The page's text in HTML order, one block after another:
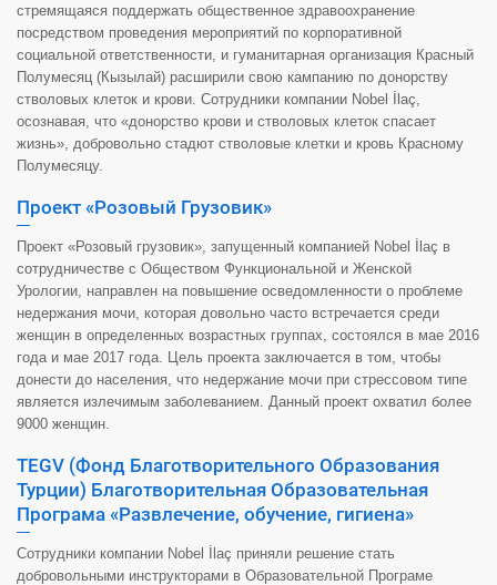
стремящаяся поддержать общественное здравоохранение
посредством проведения мероприятий по корпоративной
социальной ответственности, и гуманитарная организация Красный
Полумесяц (Кызылай) расширили свою кампанию по донорству
стволовых клеток и крови. Сотрудники компании Nobel İlaç,
осознавая, что «донорство крови и стволовых клеток спасает
жизнь», добровольно стадют стволовые клетки и кровь Красному
Полумесяцу.
Проект «Розовый Грузовик»
Проект «Розовый грузовик», запущенный компанией Nobel İlaç в
сотрудничестве с Обществом Функциональной и Женской
Урологии, направлен на повышение осведомленности о проблеме
недержания мочи, которая довольно часто встречается среди
женщин в определенных возрастных группах, состоялся в мае 2016
года и мае 2017 года. Цель проекта заключается в том, чтобы
донести до населения, что недержание мочи при стрессовом типе
является излечимым заболеванием. Данный проект охватил более
9000 женщин.
TEGV (Фонд Благотворительного Образования
Турции) Благотворительная Образовательная
Програма «Развлечение, обучение, гигиена»
Сотрудники компании Nobel İlaç приняли решение стать
добровольными инструкторами в Образовательной Програме